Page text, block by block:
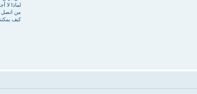
لماذا لا
من اتصل
كيف